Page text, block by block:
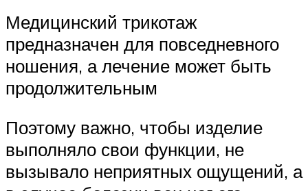
Медицинский трикотаж
предназначен для повседневного
ношения, а лечение может быть
продолжительным
Поэтому важно, чтобы изделие
выполняло свои функции, не
вызывало неприятных ощущений, а